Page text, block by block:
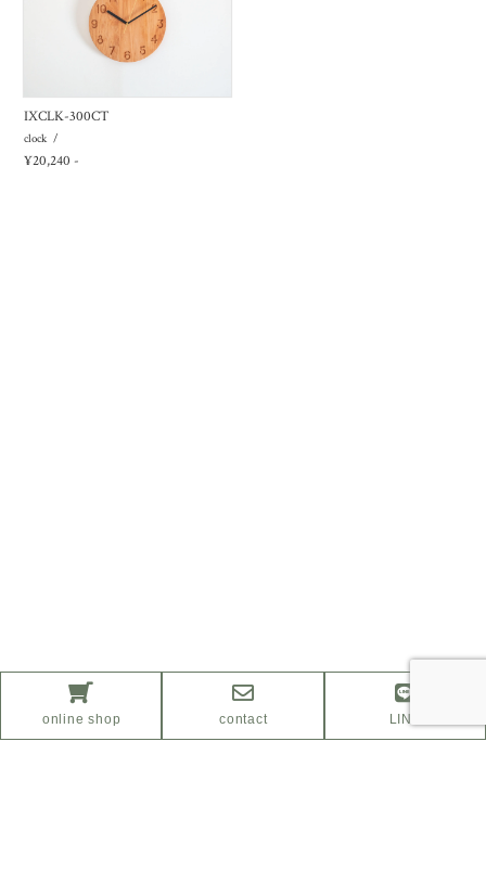
IXCLK-300CT
clock
¥20,240 -
online shop contact LINE